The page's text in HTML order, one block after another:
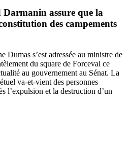
assure que la
des campements
Dumas s’est adressée au ministre de
du square de Forceval ce
au gouvernement au Sénat. La
va-et-vient des personnes
l’expulsion et la destruction d’un